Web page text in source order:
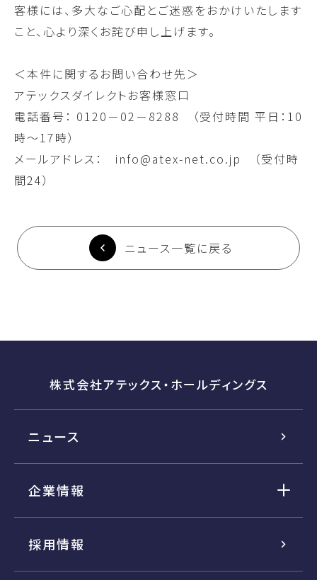
客様には、多大なご心配とご迷惑をおかけいたします
こと、心より深くお詫び申し上げます。
＜本件に関するお問い合わせ先＞
アテックスダイレクトお客様窓口
電話番号： 0120－02－8288
（受付時間 平日：10
時～17時）
メールアドレス： info@atex-net.co.jp （受付時
間24）
ニュース一覧に戻る
株式会社アテックス・ホールディングス
ニュース
企業情報
採用情報